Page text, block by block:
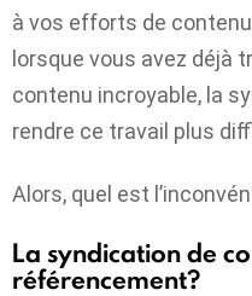
à vos efforts de
lorsque vous avez déjà
contenu incroyable, la
rendre ce travail plus
Alors, quel est
La syndication de
référencement?